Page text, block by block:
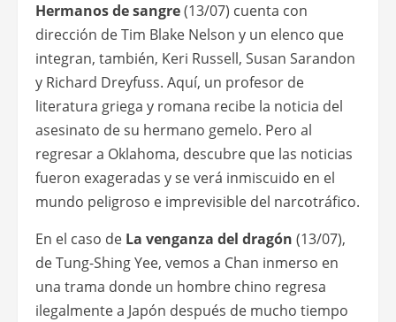
Hermanos de sangre(13/07) cuenta con
dirección de Tim Blake Nelson y un elenco que
integran, también, Keri Russell, Susan Sarandon
y Richard Dreyfuss. Aquí, un profesor de
literatura griega y romana recibe la noticia del
asesinato de su hermano gemelo. Pero al
regresar a Oklahoma, descubre que las noticias
fueron exageradas y se verá inmiscuido en el
mundo peligroso e imprevisible del narcotráfico.
En el caso de La venganza del dragón (13/07),
de Tung-Shing Yee, vemos a Chan inmerso en
una trama donde un hombre chino regresa
ilegalmente a Japón después de mucho tiempo